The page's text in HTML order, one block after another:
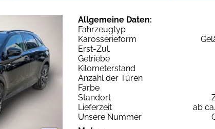
Allgemeine Daten:
Fahrzeugtyp
Karosserieform
Erst-Zul.
Getriebe
Kilometerstand
Anzahl der Türen
Farbe
Standort
Lieferzeit
ab
Unsere Nummer